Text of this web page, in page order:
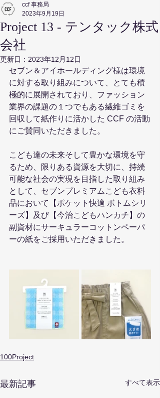
Project 13 - テンタック株式
会社
ccf 事務局
2023年9月19日
更新日： 2023年12月12日
セブン＆アイホールディング様は環境
に対する取り組みについて、とても積
極的に展開されており、ファッション
業界の課題の１つでもある繊維ゴミを
回収して紙作りに活かした CCF の活動
にご賛同いただきました。
こども達の未来そして豊かな環境を守
るため、限りある資源を大切に、持続
可能な社会の実現を目指した取り組み
として、セブンプレミアムこども衣料
品において【ポケット快適 ボトムシリ
ーズ】及び【今治こどもハンカチ】の
副資材にサーキュラーコットンペーパ
ーの紙をご採用いただきました。
100Project
最新記事 すべて表示